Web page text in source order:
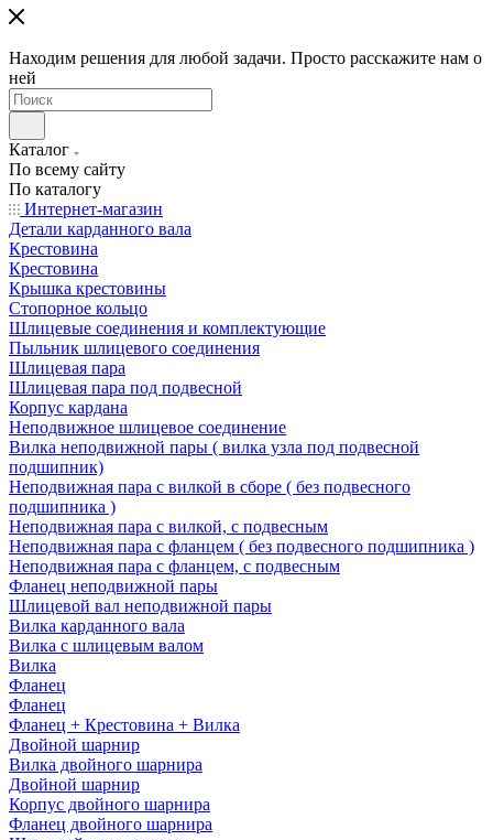
Находим решения для любой задачи. Просто расскажите нам о
ней
Каталог
По всему сайту
По каталогу
Интернет-магазин
Детали карданного вала
Крестовина
Крестовина
Крышка крестовины
Стопорное кольцо
Шлицевые соединения и комплектующие
Пыльник шлицевого соединения
Шлицевая пара
Шлицевая пара под подвесной
Корпус кардана
Неподвижное шлицевое соединение
Вилка неподвижной пары ( вилка узла под подвесной
подшипник)
Неподвижная пара с вилкой в сборе ( без подвесного
подшипника )
Неподвижная пара с вилкой, с подвесным
Неподвижная пара с фланцем ( без подвесного подшипника )
Неподвижная пара с фланцем, с подвесным
Фланец неподвижной пары
Шлицевой вал неподвижной пары
Вилка карданного вала
Вилка с шлицевым валом
Вилка
Фланец
Фланец
Фланец + Крестовина + Вилка
Двойной шарнир
Вилка двойного шарнира
Двойной шарнир
Корпус двойного шарнира
Фланец двойного шарнира